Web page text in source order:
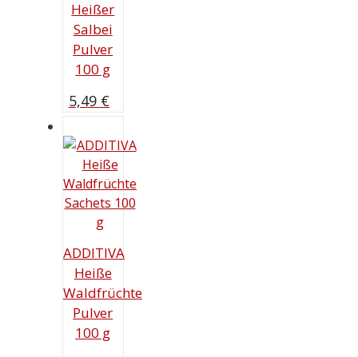
Heißer
Salbei
Pulver
100 g
5,49 €
ADDITIVA
Heiße
Waldfrüchte
Pulver
100 g